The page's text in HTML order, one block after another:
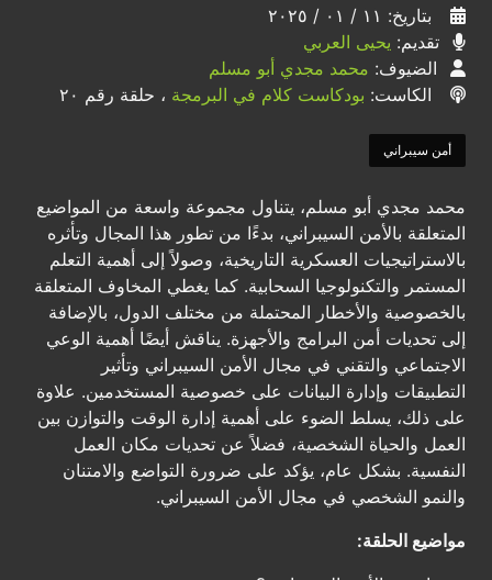
بتاريخ: ١١ / ٠١ / ٢٠٢٥
تقديم: يحيى العربي
الضيوف: محمد مجدي أبو مسلم
الكاست: بودكاست كلام في البرمجة ، حلقة رقم ٢٠
أمن سيبراني
محمد مجدي أبو مسلم، يتناول مجموعة واسعة من المواضيع
المتعلقة بالأمن السيبراني، بدءًا من تطور هذا المجال وتأثره
بالاستراتيجيات العسكرية التاريخية، وصولاً إلى أهمية التعلم
المستمر والتكنولوجيا السحابية. كما يغطي المخاوف المتعلقة
بالخصوصية والأخطار المحتملة من مختلف الدول، بالإضافة
إلى تحديات أمن البرامج والأجهزة. يناقش أيضًا أهمية الوعي
الاجتماعي والتقني في مجال الأمن السيبراني وتأثير
التطبيقات وإدارة البيانات على خصوصية المستخدمين. علاوة
على ذلك، يسلط الضوء على أهمية إدارة الوقت والتوازن بين
العمل والحياة الشخصية، فضلاً عن تحديات مكان العمل
النفسية. بشكل عام، يؤكد على ضرورة التواضع والامتنان
والنمو الشخصي في مجال الأمن السيبراني.
مواضيع الحلقة: